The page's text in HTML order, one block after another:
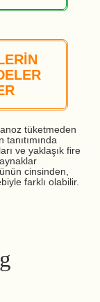
tüketmeden
ve yaklaşık fire
cinsinden,
farklı olabilir.